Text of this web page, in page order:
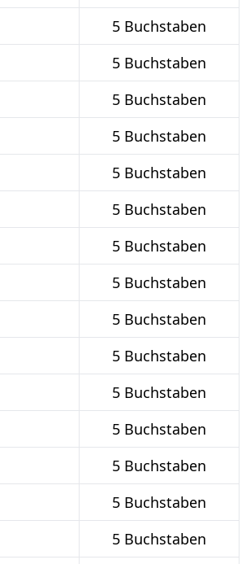
5 Buchstaben
5 Buchstaben
5 Buchstaben
5 Buchstaben
5 Buchstaben
5 Buchstaben
5 Buchstaben
5 Buchstaben
5 Buchstaben
5 Buchstaben
5 Buchstaben
5 Buchstaben
5 Buchstaben
5 Buchstaben
5 Buchstaben